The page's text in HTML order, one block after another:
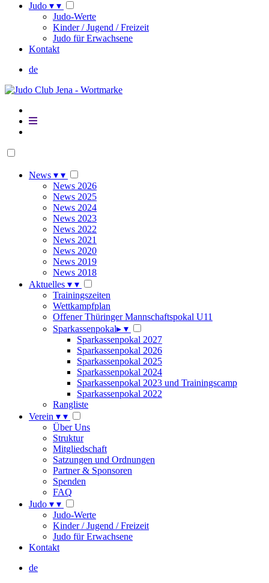
Judo ▾ ▾
Judo-Werte
Kinder / Jugend / Freizeit
Judo für Erwachsene
Kontakt
de
News ▾ ▾
News 2026
News 2025
News 2024
News 2023
News 2022
News 2021
News 2020
News 2019
News 2018
Aktuelles ▾ ▾
Trainingszeiten
Wettkampfplan
Offener Thüringer Mannschaftspokal U11
Sparkassenpokal▸ ▾
Sparkassenpokal 2027
Sparkassenpokal 2026
Sparkassenpokal 2025
Sparkassenpokal 2024
Sparkassenpokal 2023 und Trainingscamp
Sparkassenpokal 2022
Rangliste
Verein ▾ ▾
Über Uns
Struktur
Mitgliedschaft
Satzungen und Ordnungen
Partner & Sponsoren
Spenden
FAQ
Judo ▾ ▾
Judo-Werte
Kinder / Jugend / Freizeit
Judo für Erwachsene
Kontakt
de